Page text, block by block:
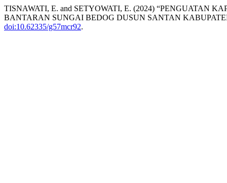
TISNAWATI, E. and SETYOWATI, E. (2024) “PENGUATAN
BANTARAN SUNGAI BEDOG DUSUN SANTAN
doi:10.62335/g57mcr92.